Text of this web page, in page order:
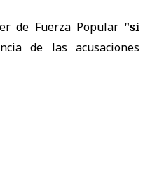
de Fuerza Popular "sí
de las acusaciones